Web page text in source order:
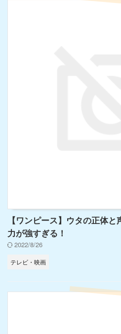
【ワンピース】ウタの正体
力が強すぎる！
2022/8/26
テレビ・映画